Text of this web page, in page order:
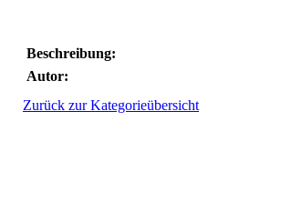
Beschreibung:
Autor:
Zurück zur Kategorieübersicht